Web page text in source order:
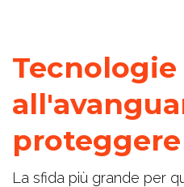
Tecnologie
La sfida più grande per